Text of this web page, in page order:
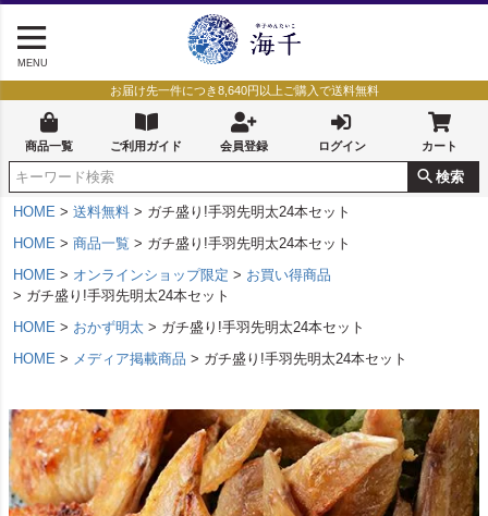
MENU
お届け先一件につき8,640円以上ご購入で送料無料
商品一覧 ご利用ガイド 会員登録 ログイン カート
検索
HOME 送料無料
ガチ盛り!手羽先明太24本セット
HOME
商品一覧
ガチ盛り!手羽先明太24本セット
HOME
オンラインショップ限定
お買い得商品
ガチ盛り!手羽先明太24本セット
HOME
おかず明太
ガチ盛り!手羽先明太24本セット
HOME
メディア掲載商品 ガチ盛り!手羽先明太24本セット